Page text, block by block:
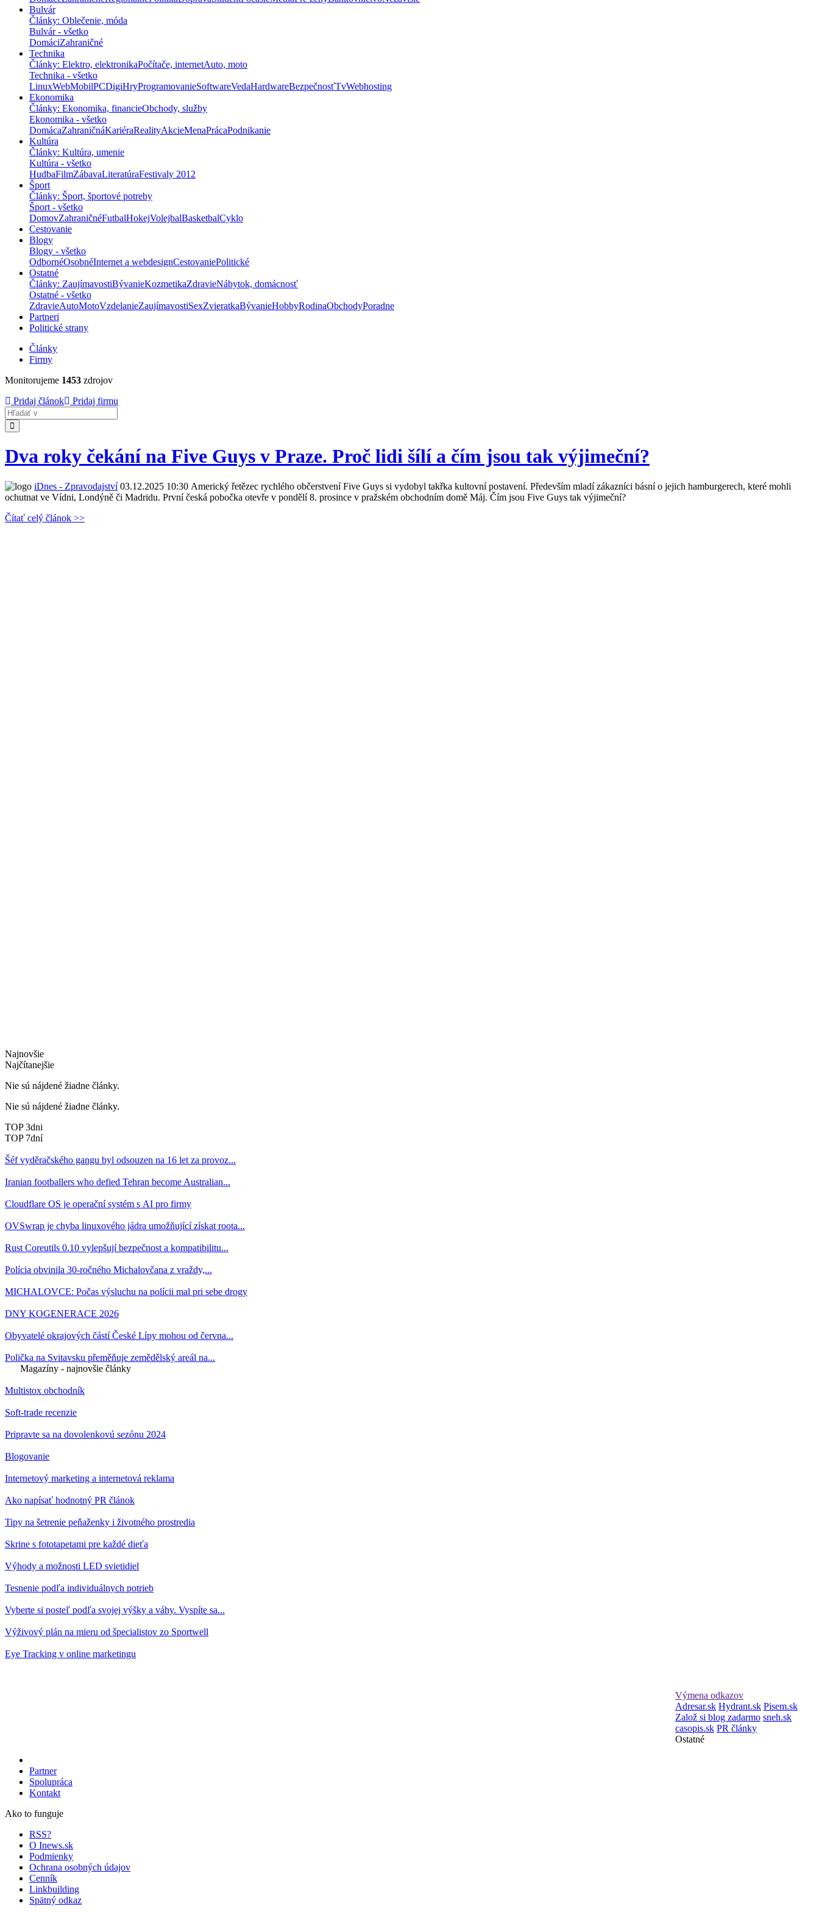
Bulvár
Články: Oblečenie, móda
Bulvár - všetko
DomáciZahraničné
Technika
Články: Elektro, elektronikaPočítače, internetAuto, moto
Technika - všetko
LinuxWebMobilPCDigiHryProgramovanieSoftwareVedaHardwareBezpečnosťTvWebhosting
Ekonomika
Články: Ekonomika, financieObchody, služby
Ekonomika - všetko
DomácaZahraničnáKariéraRealityAkcieMenaPrácaPodnikanie
Kultúra
Články: Kultúra, umenie
Kultúra - všetko
HudbaFilmZábavaLiteratúraFestivaly 2012
Šport
Články: Šport, športové potreby
Šport - všetko
DomovZahraničnéFutbalHokejVolejbalBasketbalCyklo
Cestovanie
Blogy
Blogy - všetko
OdbornéOsobnéInternet a webdesignCestovaniePolitické
Ostatné
Články: ZaujímavostiBývanieKozmetikaZdravieNábytok, domácnosť
Ostatné - všetko
ZdravieAutoMotoVzdelanieZaujímavostiSexZvieratkaBývanieHobbyRodinaObchodyPoradne
Partneri
Politické strany
Články
Firmy
Monitorujeme 1453 zdrojov
Pridaj článok
Pridaj firmu
Hladať
Dva roky čekání na Five Guys v Praze. Proč lidi šílí a čím jsou tak výjimeční?
iDnes - Zpravodajství 03.12.2025 10:30 Americký řetězec rychlého občerstvení Five Guys si vydobyl takřka kultovní postavení. Především mladí zákazníci básní o jejich hamburgerech, které mohli
ochutnat ve Vídni, Londýně či Madridu. První česká pobočka otevře v pondělí 8. prosince v pražském obchodním domě Máj. Čím jsou Five Guys tak výjimeční?
Čítať celý článok >>
Najnovšie
Najčítanejšie
Nie sú nájdené žiadne články.
Nie sú nájdené žiadne články.
TOP 3dni
TOP 7dní
Šéf vyděračského gangu byl odsouzen na 16 let za provoz...
Iranian footballers who defied Tehran become Australian...
Cloudflare OS je operační systém s AI pro firmy
OVSwrap je chyba linuxového jádra umožňující získat roota...
Rust Coreutils 0.10 vylepšují bezpečnost a kompatibilitu...
Polícia obvinila 30-ročného Michalovčana z vraždy,...
MICHALOVCE: Počas výsluchu na polícii mal pri sebe drogy
DNY KOGENERACE 2026
Obyvatelé okrajových částí České Lípy mohou od června...
Polička na Svitavsku přeměňuje zemědělský areál na...
Magazíny - najnovšie články
Multistox obchodník
Soft-trade recenzie
Pripravte sa na dovolenkovú sezónu 2024
Blogovanie
Internetový marketing a internetová reklama
Ako napísať hodnotný PR článok
Tipy na šetrenie peňaženky i životného prostredia
Skrine s fototapetami pre každé dieťa
Výhody a možnosti LED svietidiel
Tesnenie podľa individuálnych potrieb
Vyberte si posteľ podľa svojej výšky a váhy. Vyspíte sa...
Výživový plán na mieru od špecialistov zo Sportwell
Eye Tracking v online marketingu
Výmena odkazov
Adresar.sk Hydrant.sk Pisem.sk
Založ si blog zadarmo sneh.sk
casopis.sk PR články
Ostatné
Partner
Spolupráca
Kontakt
Ako to funguje
RSS?
O Inews.sk
Podmienky
Ochrana osobných údajov
Cenník
Linkbuilding
Spätný odkaz